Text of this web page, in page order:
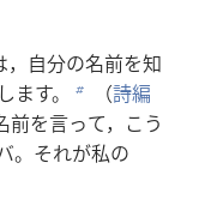
自分の名前を知
ます。 b （詩編
前を言って，こう
。それが私の